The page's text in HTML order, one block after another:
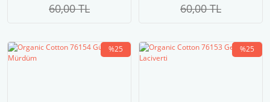
60,00 TL
60,00 TL
%25 %25